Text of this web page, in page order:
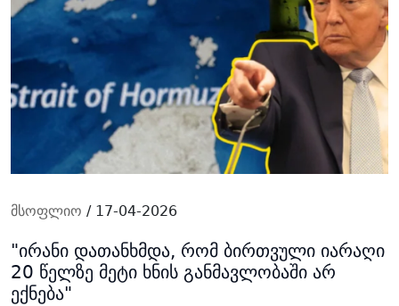
მსოფლიო / 17-04-2026
"ირანი დათანხმდა, რომ ბირთვული იარაღი
20 წელზე მეტი ხნის განმავლობაში არ
ექნება"